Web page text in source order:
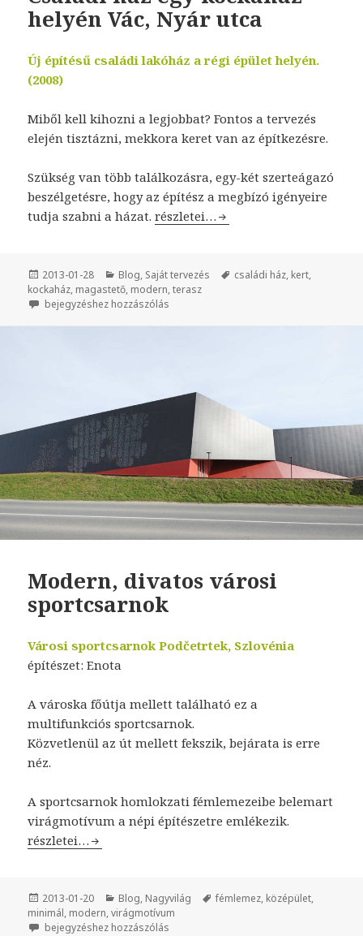
helyén Vác, Nyár utca
Új építésű családi lakóház a régi épület helyén.
(2008)
Miből kell kihozni a legjobbat? Fontos a tervezés
elején tisztázni, mekkora keret van az építkezésre.
Szükség van több találkozásra, egy-két szerteágazó
beszélgetésre, hogy az építész a megbízó igényeire
tudja szabni a házat.Családi ház egy kockaház helyén
részletei…
Közzétéve
2013-01-28 Kategória
Blog, Saját tervezés Címke
családi ház, kert,
kockaház, magastető, modern,terasz
Családi ház egy kockaház helyén Vác, Nyár utca
bejegyzéshez hozzászólás
Modern, divatos városi
sportcsarnok
Városi sportcsarnok Podčetrtek, Szlovénia
építészet: Enota
A városka főútja mellett található ez a
multifunkciós sportcsarnok.
Közvetlenül az út mellett fekszik, bejárata is erre
néz.
A sportcsarnok homlokzati fémlemezeibe belemart
virágmotívum a népi építészetre emlékezik.
Modern, divatos városi sportcsarnok
részletei…
Közzétéve
2013-01-20 Kategória
Blog, Nagyvilág Címke
fémlemez, középület,
minimál, modern,virágmotívum
Modern, divatos városi sportcsarnok
bejegyzéshez hozzászólás